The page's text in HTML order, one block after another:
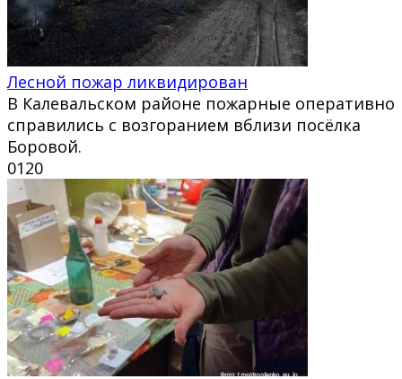
Лесной пожар ликвидирован
В Калевальском районе пожарные оперативно
справились с возгоранием вблизи посёлка
Боровой.
0120